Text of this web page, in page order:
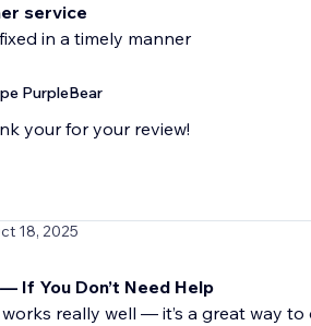
service
in a timely manner
PurpleBear
your for your review!
18, 2025
If You Don’t Need Help
really well — it’s a great way